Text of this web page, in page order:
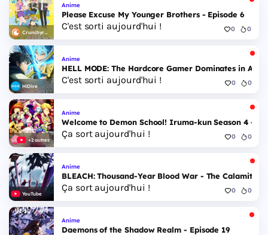
Crunchyroll
Anime
Please Excuse My Younger Brothers - Episode 6
C'est sorti aujourd'hui ! 0 0
HiDive
Anime
HELL MODE: The Hardcore Gamer Dominates in
C'est sorti aujourd'hui ! 0 0
+2 autres
Anime
Welcome to Demon School! Iruma-kun Season 4 -
Ça sort aujourd'hui ! 0 0
YouTube
Anime
BLEACH: Thousand-Year Blood War - The Calamity -
Ça sort aujourd'hui ! 0 0
Anime
Daemons of the Shadow Realm - Episode 19